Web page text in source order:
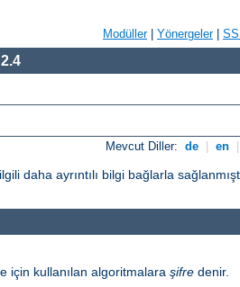
Modüller| Yönergeler|
Mevcut Diller: de en
daha ayrıntılı bilgi bağlarla
için kullanılan algoritmalara şifre denir.